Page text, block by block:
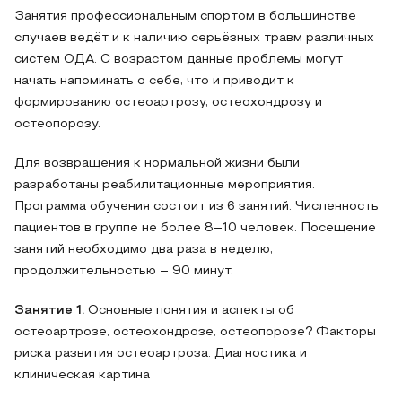
Занятия профессиональным спортом в большинстве
случаев ведёт и к наличию серьёзных травм различных
систем ОДА. С возрастом данные проблемы могут
начать напоминать о себе, что и приводит к
формированию остеоартрозу, остеохондрозу и
остеопорозу.
Для возвращения к нормальной жизни были
разработаны реабилитационные мероприятия.
Программа обучения состоит из 6 занятий. Численность
пациентов в группе не более 8–10 человек. Посещение
занятий необходимо два раза в неделю,
продолжительностью – 90 минут.
Занятие 1. Основные понятия и аспекты об
остеоартрозе, остеохондрозе, остеопорозе? Факторы
риска развития остеоартроза. Диагностика и
клиническая картина